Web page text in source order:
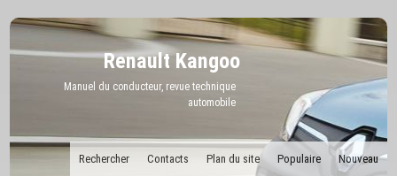
Renault Kangoo
Manuel du conducteur, revue technique
automobile
Nouveau
Populaire
Plan du site
Contacts
Rechercher